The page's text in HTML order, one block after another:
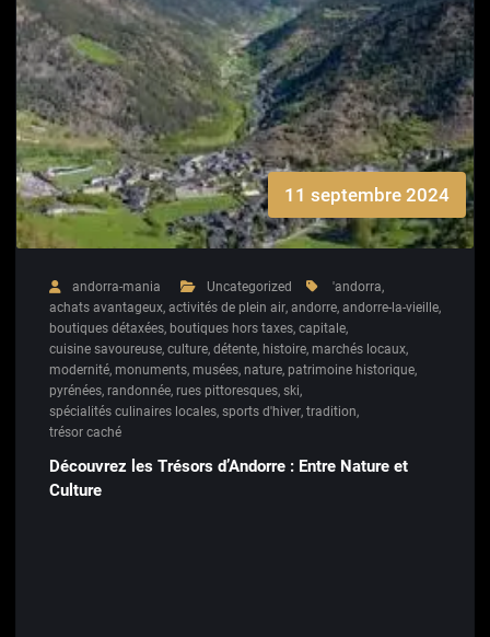
11 septembre 2024
andorra-mania Uncategorized 'andorra,
achats avantageux, activités de plein air, andorre, andorre-la-vieille,
boutiques détaxées, boutiques hors taxes, capitale,
cuisine savoureuse, culture, détente, histoire, marchés locaux,
modernité, monuments, musées, nature, patrimoine historique,
pyrénées, randonnée, rues pittoresques, ski,
spécialités culinaires locales, sports d'hiver, tradition,
trésor caché
Découvrez les Trésors d’Andorre : Entre Nature et
Culture